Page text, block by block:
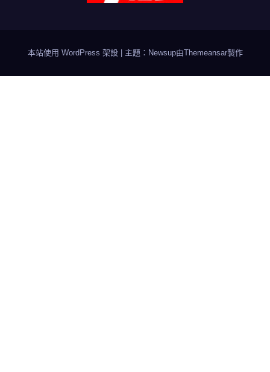
本站使用 WordPress 架設 主題：Newsup由Themeansar製作